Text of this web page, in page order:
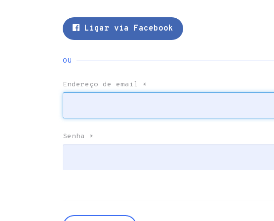
Ligar via Facebook
ou
Endereço de email *
Senha *